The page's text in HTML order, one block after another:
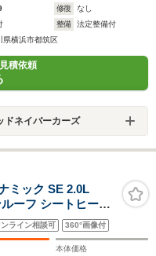
修復
なし
整備
法定整備付
県横浜市都筑区
積依頼
ネイバーカーズ
ミック SE 2.0L
ーフ シートヒータ
テ
トロール ブライン
純正ナビ LEDヘッ
ンライン相談可 360°画像付
本体価格